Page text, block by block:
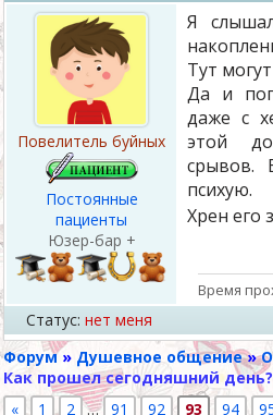
Повелитель буйных
Постоянные
пациенты
Юзер-бар +
Я
Тут
Да и
даже с
этой
срывов.
психую.
Хрен его
Время
Статус: нет меня
Форум » Душевное общение »
Как прошел сегодняшний день?
«
1 2 … 91 92 93 94